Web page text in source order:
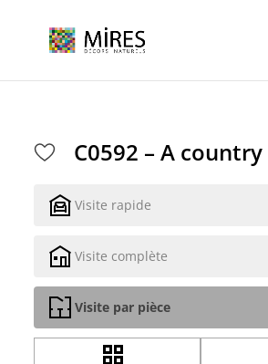
C0592 – A
Visite rapide
Visite complète
Visite par pièce